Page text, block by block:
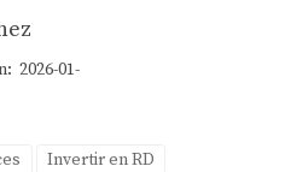
2026-01-
Invertir en RD